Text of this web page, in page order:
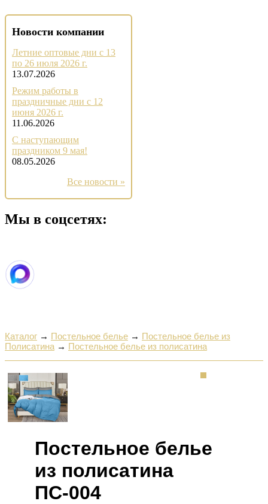
Новости компании
Летние оптовые дни с 13
по 26 июля 2026 г.
13.07.2026
Режим работы в
праздничные дни с 12
июня 2026 г.
11.06.2026
С наступающим
праздником 9 мая!
08.05.2026
Все новости »
Мы в соцсетях:
Каталог → Постельное белье → Постельное белье из
Полисатина → Постельное белье из полисатина
Постельное белье
из полисатина
ПС-004